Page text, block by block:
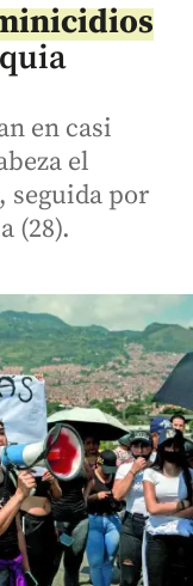
en casi
el
seguida por
(28).